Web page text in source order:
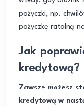
pożyczki, np.
pożyczkę ratalną
Jak
kredytową?
Zawsze możesz
kredytową w